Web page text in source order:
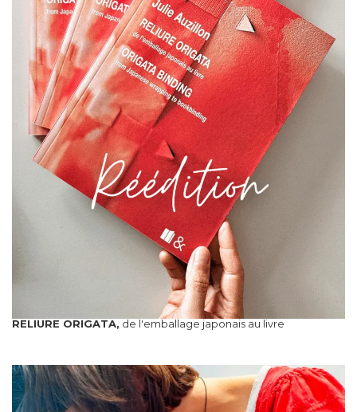
RELIURE ORIGATA, de l'emballage japonais au livre